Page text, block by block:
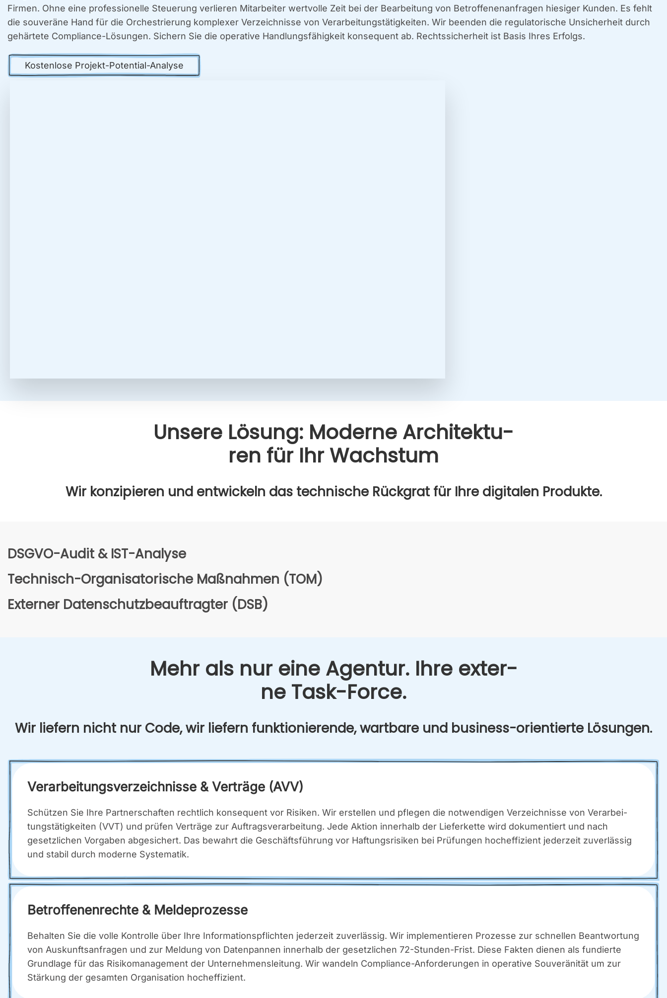
Fir­men. Ohne eine pro­fes­sio­nel­le Steue­rung ver­lie­ren Mit­ar­bei­ter wert­vol­le Zeit bei der Bear­bei­tung von Betrof­fe­nen­an­fra­gen hie­si­ger Kun­den. Es fehlt
die sou­ve­rä­ne Hand für die Orches­trie­rung kom­ple­xer Ver­zeich­nis­se von Ver­ar­bei­tungs­tä­tig­kei­ten. Wir been­den die regu­la­to­ri­sche Unsi­cher­heit durch
gehär­te­te Com­pli­ance-Lösun­gen. Sichern Sie die ope­ra­ti­ve Hand­lungs­fä­hig­keit kon­se­quent ab. Rechts­si­cher­heit ist Basis Ihres Erfolgs.
Kos­ten­lo­se Pro­jekt-Poten­ti­al-Ana­ly­se
Unse­re Lösung: Moder­ne Archi­tek­tu­
ren für Ihr Wachs­tum
Wir kon­zi­pie­ren und ent­wi­ckeln das tech­ni­sche Rück­grat für Ihre digi­ta­len Pro­duk­te.
DSGVO-Audit & IST-Ana­ly­se
Tech­nisch-Orga­ni­sa­to­ri­sche Maß­nah­men (TOM)
Exter­ner Daten­schutz­be­auf­trag­ter (DSB)
Mehr als nur eine Agen­tur. Ihre exter­
ne Task-Force.
Wir lie­fern nicht nur Code, wir lie­fern funk­tio­nie­ren­de, wart­ba­re und busi­ness-ori­en­tier­te Lösun­gen.
Ver­ar­bei­tungs­ver­zeich­nis­se & Ver­trä­ge (AVV)
Schüt­zen Sie Ihre Part­ner­schaf­ten recht­lich kon­se­quent vor Risi­ken. Wir erstel­len und pfle­gen die not­wen­di­gen Ver­zeich­nis­se von Ver­ar­bei­
tungs­tä­tig­kei­ten (VVT) und prü­fen Ver­trä­ge zur Auf­trags­ver­ar­bei­tung. Jede Akti­on inner­halb der Lie­fer­ket­te wird doku­men­tiert und nach
gesetz­li­chen Vor­ga­ben abge­si­chert. Das bewahrt die Geschäfts­füh­rung vor Haf­tungs­ri­si­ken bei Prü­fun­gen hoch­ef­fi­zi­ent jeder­zeit zuver­läs­sig
und sta­bil durch moder­ne Sys­te­ma­tik.
Betrof­fe­nen­rech­te & Mel­de­pro­zes­se
Behal­ten Sie die vol­le Kon­trol­le über Ihre Infor­ma­ti­ons­pflich­ten jeder­zeit zuver­läs­sig. Wir imple­men­tie­ren Pro­zes­se zur schnel­len Beant­wor­tung
von Aus­kunfts­an­fra­gen und zur Mel­dung von Daten­pan­nen inner­halb der gesetz­li­chen 72-Stun­den-Frist. Die­se Fak­ten die­nen als fun­dier­te
Grund­la­ge für das Risi­ko­ma­nage­ment der Unter­neh­mens­lei­tung. Wir wan­deln Com­pli­ance-Anfor­de­run­gen in ope­ra­ti­ve Sou­ve­rä­ni­tät um zur
Stär­kung der gesam­ten Orga­ni­sa­ti­on hoch­ef­fi­zi­ent.